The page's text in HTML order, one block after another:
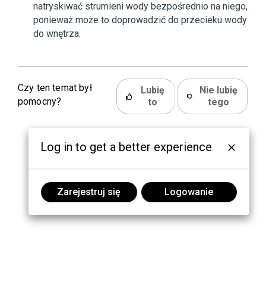
natryskiwać strumieni wody bezpośrednio na niego,
ponieważ może to doprowadzić do przecieku wody
do wnętrza.
Czy ten temat był
pomocny?
Lubię
to
Nie lubię
tego
Log in to get a better experience
Zarejestruj się Logowanie